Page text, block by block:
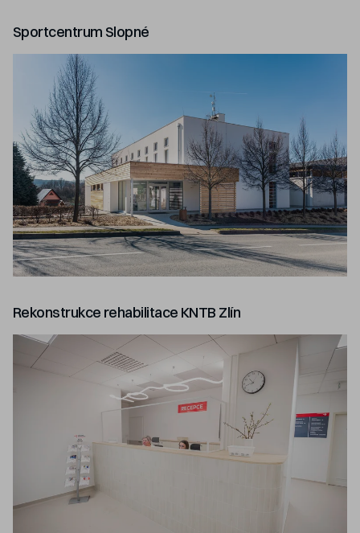
Sportcentrum Slopné
Rekonstrukce rehabilitace KNTB Zlín